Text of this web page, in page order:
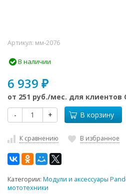
Артикул: мм-2076
В наличии
6 939 ₽
от 251 руб./мес. для клиентов
-
+ В корзину
К сравнению В избранное
Категории: Модули и аксессуары
мототехники